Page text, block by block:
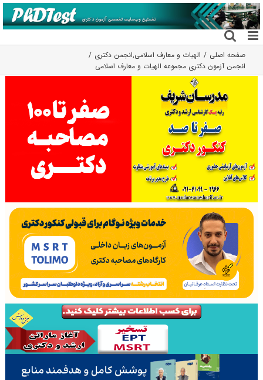
رفتن
به
محتوا
صفحه اصلی الهیات و معارف اسلامی,انجمن دکتری
انجمن آزمون دکتری مجموعه الهیات و معارف اسلامی